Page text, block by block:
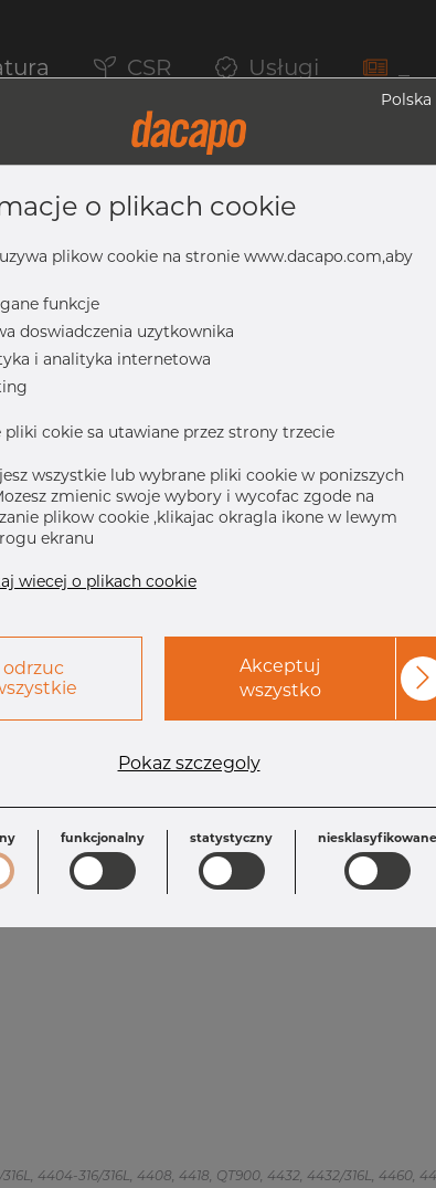
CSR Usługi
DIN 11852, Krótki, R=70,
R=70, satynowy, Rₐ 0,8 µm, FD+, hartowane
mm
4404-316/316L, 4408, 4418, QT900, 4432, 4432/316L, 4460,
Polska
o plikach cookie
plikow cookie na stronie www.dacapo.com,aby
funkcje
doswiadczenia uzytkownika
i analityka internetowa
pliki cokie sa utawiane przez strony trzecie
wszystkie lub wybrane pliki cookie w ponizszych
zmienic swoje wybory i wycofac zgode na
plikow cookie ,klikajac okragla ikone w lewym
ekranu
wiecej o plikach cookie
odrzuc
Akceptuj
wszystko
Pokaz szczegoly
funkcjonalny statystyczny niesklasyfikowane